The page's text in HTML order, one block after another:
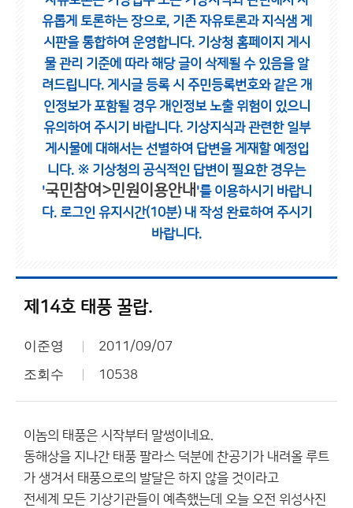
유롭게 토론하는 장으로, 기존 자유토론과 지식샘 게
시판을 통합하여 운영합니다. 기상청 홈페이지 게시
물 관리 기준에 따라 해당 글이 삭제될 수 있음을 알
려드립니다. 게시글 등록 시 주민등록번호와 같은 개
인정보가 포함될 경우 개인정보 노출 위험이 있으니
유의하여 주시기 바랍니다. 기상지식과 관련한 일부
게시물에 대해서는 선별하여 답변을 게재할 예정입
니다. ※ 기상청의 공식적인 답변이 필요한 경우는
'국민참여>민원이용안내 '를 이용하시기 바랍니
다. 로그인 유지시간(10분) 내 작성 완료하여 주시기
바랍니다.
제14호 태풍 꿀랍.
이준영 2011/09/07
조회수 10538
이놈의 태풍은 시작부터 말썽이네요.
동해상을 지나간 태풍 팔라스 덕분에 찬공기가 내려올 루트
가 생겨서 태풍으로의 발달은 하지 않을 것이라고
전세계 모든 기상기관들이 예측했는데 오늘 오전 위성사진